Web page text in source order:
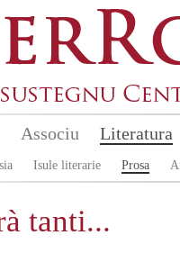
Associu Literatura
Isule literarie Prosa
tanti...